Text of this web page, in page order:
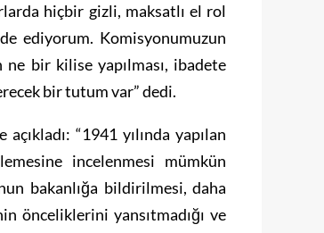
hiçbir gizli, maksatlı el rol
ediyorum. Komisyonumuzun
bir kilise yapılması, ibadete
bir tutum var” dedi.
“1941 yılında yapılan
incelenmesi mümkün
bakanlığa bildirilmesi, daha
önceliklerini yansıtmadığı ve